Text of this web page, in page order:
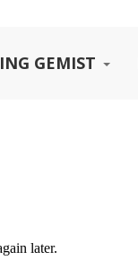
GEMIST